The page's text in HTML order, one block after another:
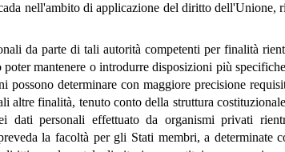
nell'ambito di applicazione del diritto dell'Unione,
da parte di tali autorità competenti per finalità
mantenere o introdurre disposizioni più
possono determinare con maggiore precisione
altre finalità, tenuto conto della struttura
dati personali effettuato da organismi privati
la facoltà per gli Stati membri, a determinate